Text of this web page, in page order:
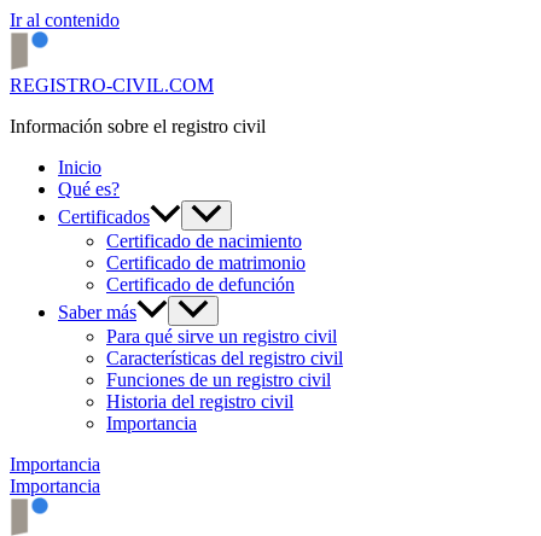
Ir al contenido
REGISTRO-CIVIL.COM
Información sobre el registro civil
Inicio
Qué es?
Certificados
Certificado de nacimiento
Certificado de matrimonio
Certificado de defunción
Saber más
Para qué sirve un registro civil
Características del registro civil
Funciones de un registro civil
Historia del registro civil
Importancia
Importancia
Importancia